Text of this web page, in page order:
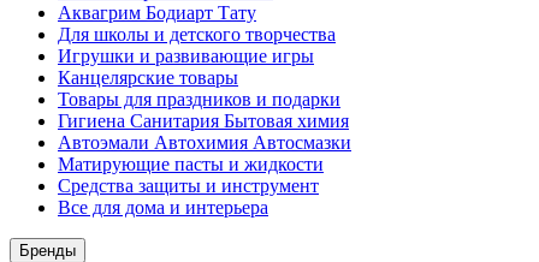
Аквагрим Бодиарт Тату
Для школы и детского творчества
Игрушки и развивающие игры
Канцелярские товары
Товары для праздников и подарки
Гигиена Санитария Бытовая химия
Автоэмали Автохимия Автосмазки
Матирующие пасты и жидкости
Средства защиты и инструмент
Все для дома и интерьера
Бренды